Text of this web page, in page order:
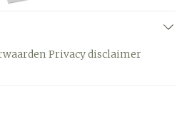
Privacy disclaimer